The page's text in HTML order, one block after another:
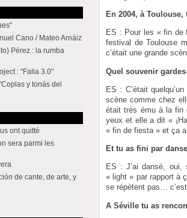
En 2004, à
ES : Pour les « fin de
festival de Toulouse
c’était une grande
Quel souvenir
ES : C’était
scène comme chez
était très ému à la fin
yeux et elle a dit «
« fin de fiesta » et ça a
Et tu as fini par
ES : J’ai dansé, oui,
« light » par rapport à
se répètent pas…
A Séville tu as
Cano / Mateo Arnáiz
Pérez : la rumba
: "Falla 3.0"
y tonás del
ont quitté
sera parmi les
de cante, de arte, y